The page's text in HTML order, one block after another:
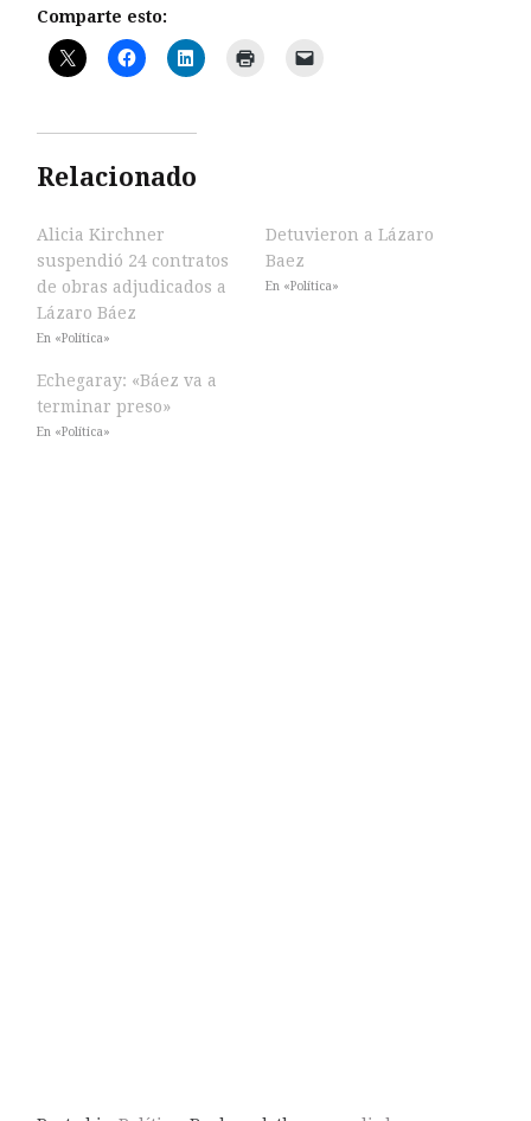
Comparte esto:
Relacionado
Alicia Kirchner
suspendió 24 contratos
de obras adjudicados a
Lázaro Báez
En «Política»
Detuvieron a Lázaro
Baez
En «Política»
Echegaray: «Báez va a
terminar preso»
En «Política»